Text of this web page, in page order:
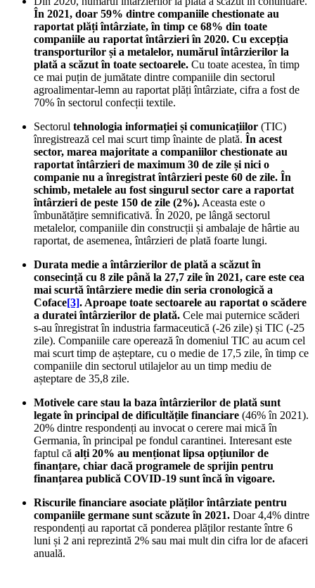
În 2021, doar 59% dintre companiile chestionate au
raportat plăți întârziate, în timp ce 68% din toate
companiile au raportat întârzieri în 2020. Cu excepția
transporturilor și a metalelor, numărul întârzierilor la
plată a scăzut în toate sectoarele. Cu toate acestea, în timp
ce mai puțin de jumătate dintre companiile din sectorul
agroalimentar-lemn au raportat plăți întârziate, cifra a fost de
70% în sectorul confecții textile.
Sectorul tehnologia informației și comunicațiilor (TIC)
înregistrează cel mai scurt timp înainte de plată. În acest
sector, marea majoritate a companiilor chestionate au
raportat întârzieri de maximum 30 de zile și nici o
companie nu a înregistrat întârzieri peste 60 de zile. În
schimb, metalele au fost singurul sector care a raportat
întârzieri de peste 150 de zile (2%). Aceasta este o
îmbunătățire semnificativă. În 2020, pe lângă sectorul
metalelor, companiile din construcții și ambalaje de hârtie au
raportat, de asemenea, întârzieri de plată foarte lungi.
Durata medie a întârzierilor de plată a scăzut în
consecință cu 8 zile până la 27,7 zile în 2021, care este cea
mai scurtă întârziere medie din seria cronologică a
Coface[3]. Aproape toate sectoarele au raportat o scădere
a duratei întârzierilor de plată. Cele mai puternice scăderi
s-au înregistrat în industria farmaceutică (-26 zile) și TIC (-25
zile). Companiile care operează în domeniul TIC au acum cel
mai scurt timp de așteptare, cu o medie de 17,5 zile, în timp ce
companiile din sectorul utilajelor au un timp mediu de
așteptare de 35,8 zile.
Motivele care stau la baza întârzierilor de plată sunt
legate în principal de dificultățile financiare (46% în 2021).
20% dintre respondenți au invocat o cerere mai mică în
Germania, în principal pe fondul carantinei. Interesant este
faptul că alți 20% au menționat lipsa opțiunilor de
finanțare, chiar dacă programele de sprijin pentru
finanțarea publică COVID-19 sunt încă în vigoare.
Riscurile financiare asociate plăților întârziate pentru
companiile germane sunt scăzute în 2021. Doar 4,4% dintre
respondenți au raportat că ponderea plăților restante între 6
luni și 2 ani reprezintă 2% sau mai mult din cifra lor de afaceri
anuală.